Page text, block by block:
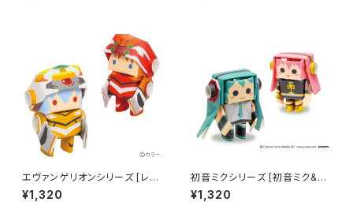
エヴァンゲリオンシリーズ [レイ
& アスカ]
¥1,320
初音ミクシリーズ [初音ミク&巡
音ルカ]
¥1,320